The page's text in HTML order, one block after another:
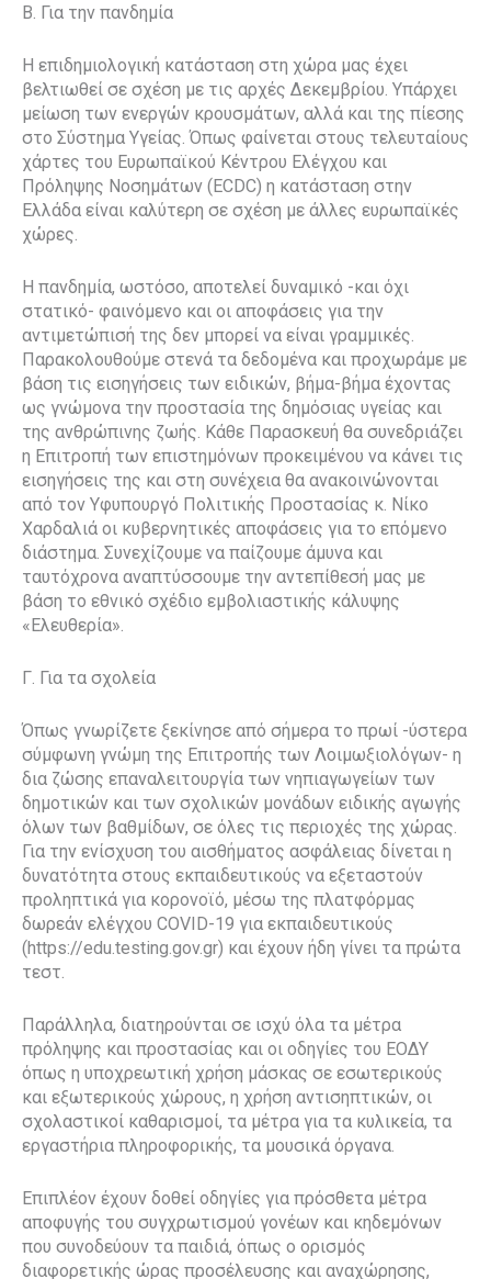
Β. Για την πανδημία
Η επιδημιολογική κατάσταση στη χώρα μας έχει
βελτιωθεί σε σχέση με τις αρχές Δεκεμβρίου. Υπάρχει
μείωση των ενεργών κρουσμάτων, αλλά και της πίεσης
στο Σύστημα Υγείας. Όπως φαίνεται στους τελευταίους
χάρτες του Ευρωπαϊκού Κέντρου Ελέγχου και
Πρόληψης Νοσημάτων (ΕCDC) η κατάσταση στην
Ελλάδα είναι καλύτερη σε σχέση με άλλες ευρωπαϊκές
χώρες.
Η πανδημία, ωστόσο, αποτελεί δυναμικό -και όχι
στατικό- φαινόμενο και οι αποφάσεις για την
αντιμετώπισή της δεν μπορεί να είναι γραμμικές.
Παρακολουθούμε στενά τα δεδομένα και προχωράμε με
βάση τις εισηγήσεις των ειδικών, βήμα-βήμα έχοντας
ως γνώμονα την προστασία της δημόσιας υγείας και
της ανθρώπινης ζωής. Κάθε Παρασκευή θα συνεδριάζει
η Επιτροπή των επιστημόνων προκειμένου να κάνει τις
εισηγήσεις της και στη συνέχεια θα ανακοινώνονται
από τον Υφυπουργό Πολιτικής Προστασίας κ. Νίκο
Χαρδαλιά οι κυβερνητικές αποφάσεις για το επόμενο
διάστημα. Συνεχίζουμε να παίζουμε άμυνα και
ταυτόχρονα αναπτύσσουμε την αντεπίθεσή μας με
βάση το εθνικό σχέδιο εμβολιαστικής κάλυψης
«Ελευθερία».
Γ. Για τα σχολεία
Όπως γνωρίζετε ξεκίνησε από σήμερα το πρωί -ύστερα
σύμφωνη γνώμη της Επιτροπής των Λοιμωξιολόγων- η
δια ζώσης επαναλειτουργία των νηπιαγωγείων των
δημοτικών και των σχολικών μονάδων ειδικής αγωγής
όλων των βαθμίδων, σε όλες τις περιοχές της χώρας.
Για την ενίσχυση του αισθήματος ασφάλειας δίνεται η
δυνατότητα στους εκπαιδευτικούς να εξεταστούν
προληπτικά για κορονοϊό, μέσω της πλατφόρμας
δωρεάν ελέγχου COVID-19 για εκπαιδευτικούς
(https://edu.testing.gov.gr) και έχουν ήδη γίνει τα πρώτα
τεστ.
Παράλληλα, διατηρούνται σε ισχύ όλα τα μέτρα
πρόληψης και προστασίας και οι οδηγίες του ΕΟΔΥ
όπως η υποχρεωτική χρήση μάσκας σε εσωτερικούς
και εξωτερικούς χώρους, η χρήση αντισηπτικών, οι
σχολαστικοί καθαρισμοί, τα μέτρα για τα κυλικεία, τα
εργαστήρια πληροφορικής, τα μουσικά όργανα.
Επιπλέον έχουν δοθεί οδηγίες για πρόσθετα μέτρα
αποφυγής του συγχρωτισμού γονέων και κηδεμόνων
που συνοδεύουν τα παιδιά, όπως ο ορισμός
διαφορετικής ώρας προσέλευσης και αναχώρησης,